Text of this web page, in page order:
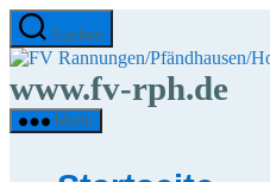
Direkt
zum
Inhalt
wechseln
Suchen
www.fv-rph.de
Menü